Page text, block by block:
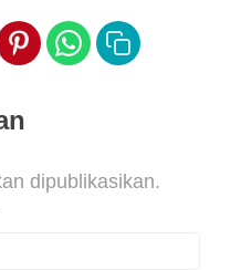
dipublikasikan.